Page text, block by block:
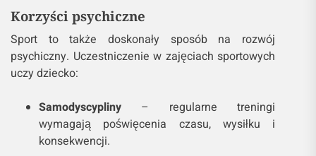
Korzyści psychiczne
Sport to także doskonały sposób na rozwój
psychiczny. Uczestniczenie w zajęciach sportowych
uczy dziecko:
Samodyscypliny – regularne treningi
wymagają poświęcenia czasu, wysiłku i
konsekwencji.